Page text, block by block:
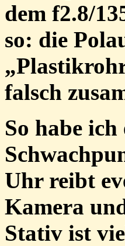
dem f2.8/
so: die
falsch
So habe
Uhr reibt
Kamera
Stativ ist